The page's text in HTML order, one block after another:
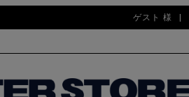
ゲスト 様